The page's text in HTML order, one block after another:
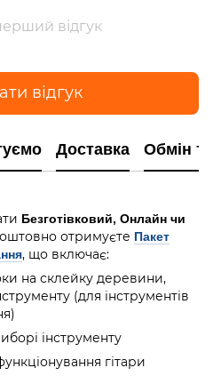
відгук
відгук
Доставка Обмін
Безготівковий, Онлайн чи
отримуєте Пакет
, що включає:
на склейку деревини,
(для інструментів
інструменту
гітари